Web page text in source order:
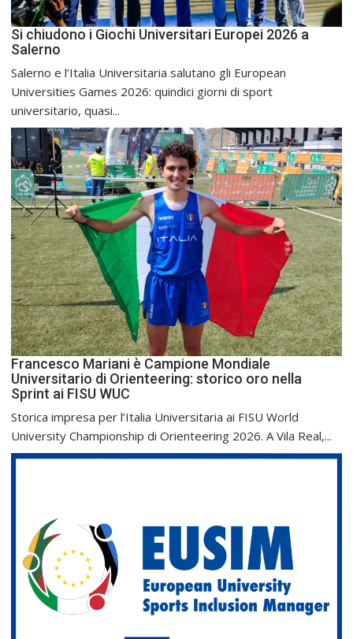
Si chiudono i Giochi Universitari Europei 2026 a
Salerno
Salerno e l’Italia Universitaria salutano gli European
Universities Games 2026: quindici giorni di sport
universitario, quasi...
Francesco Mariani è Campione Mondiale
Universitario di Orienteering: storico oro nella
Sprint ai FISU WUC
Storica impresa per l’Italia Universitaria ai FISU World
University Championship di Orienteering 2026. A Vila Real,...